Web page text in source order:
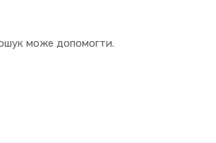
може допомогти.